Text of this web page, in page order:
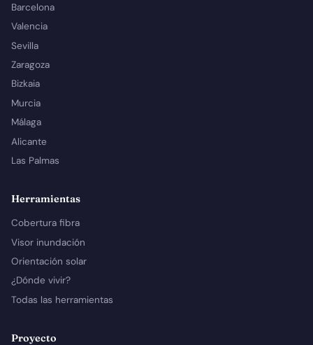
Barcelona
Valencia
Sevilla
Zaragoza
Bizkaia
Murcia
Málaga
Alicante
Las Palmas
Herramientas
Cobertura fibra
Visor inundación
Orientación solar
¿Dónde vivir?
Todas las herramientas
Proyecto